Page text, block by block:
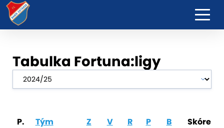
Tabulka Fortuna:ligy
P. Tým Z V R P B Skóre